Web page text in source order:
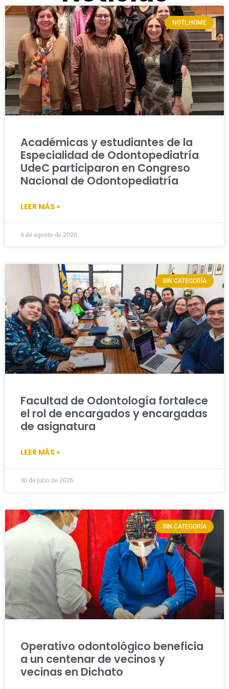
NOTI_HOME
Académicas y estudiantes de la
Especialidad de Odontopediatría
UdeC participaron en Congreso
Nacional de Odontopediatría
LEER MÁS »
4 de agosto de 2026
SIN CATEGORÍA
Facultad de Odontología fortalece
el rol de encargados y encargadas
de asignatura
LEER MÁS »
30 de julio de 2026
SIN CATEGORÍA
Operativo odontológico beneficia
a un centenar de vecinos y
vecinas en Dichato